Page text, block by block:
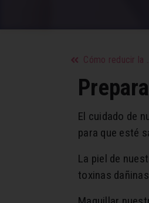
Cómo reducir la
El cuidado de
para que esté
La piel de
toxinas